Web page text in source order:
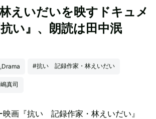
えいだいを映すドキュメ
い』、朗読は田中泯
#抗い 記録作家・林えいだい
真司
映画『抗い 記録作家・林えいだい』